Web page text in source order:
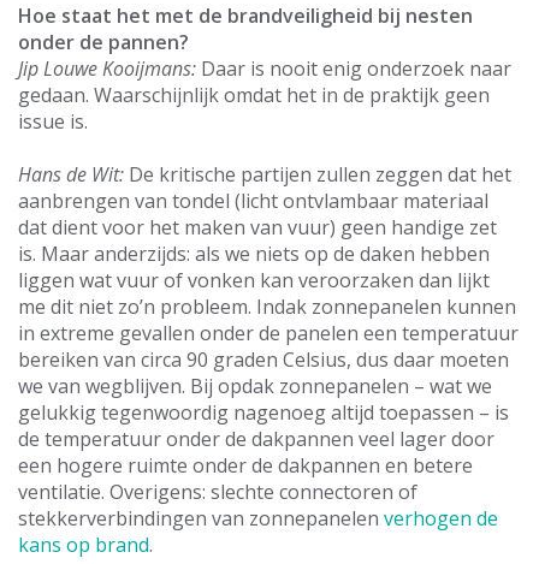
Hoe staat het met de brandveiligheid bij nesten
onder de pannen?
Jip Louwe Kooijmans: Daar is nooit enig onderzoek naar
gedaan. Waarschijnlijk omdat het in de praktijk geen
issue is.
Hans de Wit: De kritische partijen zullen zeggen dat het
aanbrengen van tondel (licht ontvlambaar materiaal
dat dient voor het maken van vuur) geen handige zet
is. Maar anderzijds: als we niets op de daken hebben
liggen wat vuur of vonken kan veroorzaken dan lijkt
me dit niet zo’n probleem. Indak zonnepanelen kunnen
in extreme gevallen onder de panelen een temperatuur
bereiken van circa 90 graden Celsius, dus daar moeten
we van wegblijven. Bij opdak zonnepanelen – wat we
gelukkig tegenwoordig nagenoeg altijd toepassen – is
de temperatuur onder de dakpannen veel lager door
een hogere ruimte onder de dakpannen en betere
ventilatie. Overigens: slechte connectoren of
stekkerverbindingen van zonnepanelen verhogen de
kans op brand.